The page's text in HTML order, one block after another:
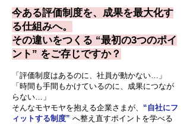
今ある評価制度を、成果を最大化す
る仕組みへ。
その違いをつくる “最初の3つのポイ
ント” をご存じですか？
「評価制度はあるのに、社員が動かない…」
「時間も手間もかけているのに、成果につなが
らない…」
そんなモヤモヤを抱える企業さまが、 “自社にフ
ィットする制度” へ整え直すポイントを学べる